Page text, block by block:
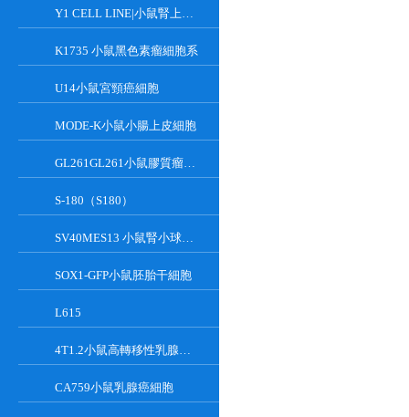
Y1 CELL LINE|小鼠腎上腺皮質瘤細胞
K1735 小鼠黑色素瘤細胞系
U14小鼠宮頸癌細胞
MODE-K小鼠小腸上皮細胞
GL261GL261小鼠膠質瘤細胞
S-180（S180）
SV40MES13 小鼠腎小球系膜細胞
SOX1-GFP小鼠胚胎干細胞
L615
4T1.2小鼠高轉移性乳腺癌細胞
CA759小鼠乳腺癌細胞